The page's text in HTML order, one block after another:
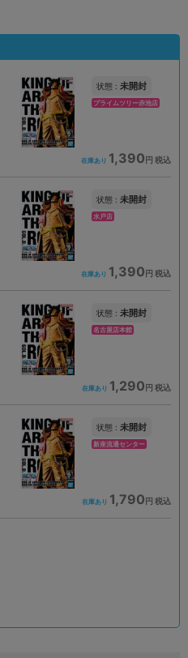
状態 : 未開封
プライムツリー赤池店
在庫あり 1,390円 税込
状態 : 未開封
水戸店
在庫あり 1,390 円 税込
状態 : 未開封
名古屋店本館
在庫あり 1,290円 税込
状態 : 未開封
新座流通センター
在庫あり 1,790円 税込